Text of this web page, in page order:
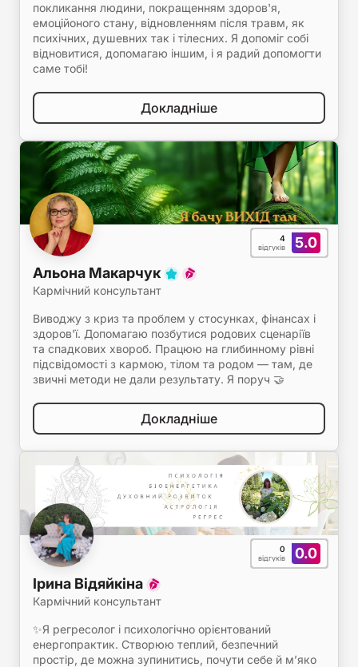
покликання людини, покращенням здоров'я,
емоційоного стану, відновленням після травм, як
психічних, душевних так і тілесних. Я допоміг собі
відновитися, допомагаю іншим, і я радий допомогти
саме тобі!
Докладніше
5.0
4
відгуків
Альона Макарчук
Кармічний консультант
Виводжу з криз та проблем у стосунках, фінансах і
здоров'ї. Допомагаю позбутися родових сценаріїв
та спадкових хвороб. Працюю на глибинному рівні
підсвідомості з кармою, тілом та родом — там, де
звичні методи не дали результату. Я поруч 🤝
Докладніше
0.0
0
відгуків
Ірина Відяйкіна
Кармічний консультант
✨Я регресолог і психологічно орієнтований
енергопрактик. Створюю теплий, безпечний
простір, де можна зупинитись, почути себе й м’яко